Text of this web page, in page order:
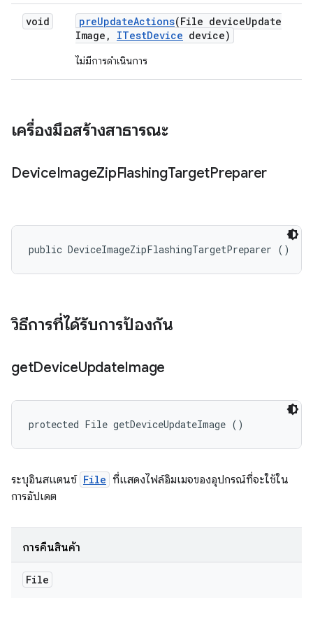
void preUpdateActions(File deviceUpdate
Image , ITestDevice device)
ไม่มีการดำเนินการ
เครื่องมือสร้างสาธารณะ
DeviceImageZipFlashingTargetPreparer
public DeviceImageZipFlashingTargetPreparer ()
วิธีการที่ได้รับการป้องกัน
getDeviceUpdateImage
protected File getDeviceUpdateImage ()
ระบุอินสแตนซ์ File ที่แสดงไฟล์อิมเมจของอุปกรณ์ที่จะใช้ใน
การอัปเดต
การคืนสินค้า
File